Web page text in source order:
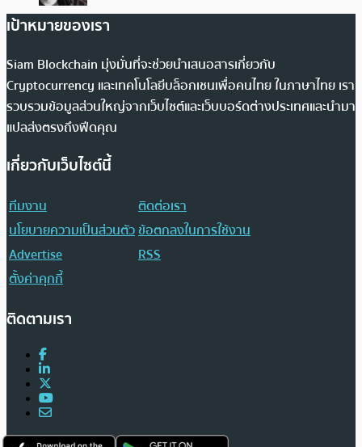
เป้าหมายของเรา
Siam Blockchain มุ่งมั่นที่จะช่วยนำเสนอสารเกี่ยวกับ
Cryptocurrency และเทคโนโลยีบล็อกเชนเพื่อคนไทย ในภาษาไทย เรา
รวบรวมข้อมูลส่วนใหญ่จากเว็บไซต์และเว็บบอร์ดต่างประเทศและนำมา
แปลส่งตรงถึงฟีดคุณ
เกี่ยวกับเว็บไซต์นี้
ทีมงาน
ติดต่อเรา
นโยบายความเป็นส่วนตัวข้อตกลงในการใช้งาน
Advertise
RSS
ตั้งค่าคุกกี้
ติดตามเรา